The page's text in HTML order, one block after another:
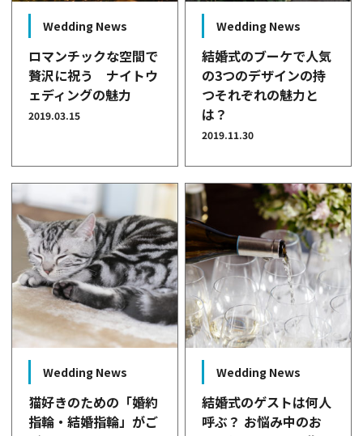
Wedding News
ロマンチックな空間で
贅沢に祝う ナイトウ
ェディングの魅力
2019.03.15
Wedding News
結婚式のブーケで人気
の3つのデザインの持
つそれぞれの魅力と
は？
2019.11.30
Wedding News
猫好きのための「婚約
指輪・結婚指輪」がご
Wedding News
結婚式のゲストは何人
呼ぶ？ お悩み中のお